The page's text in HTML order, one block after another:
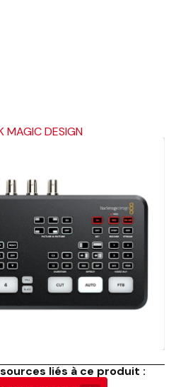
MAGIC DESIGN
liés à ce produit :